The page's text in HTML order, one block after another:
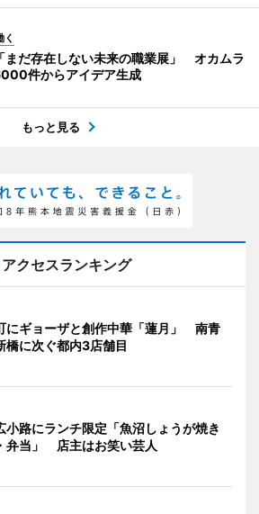
く
まだ存在しない未来の職業展」 オカムラ
件からアイデア生成
もっと見る
アクセスランキング
にギョーザと創作中華「蓮月」 南青
橋に次ぐ都内3店舗目
小路にランチ限定「魚沼しょうが焼き
弁当」 店主はお笑い芸人